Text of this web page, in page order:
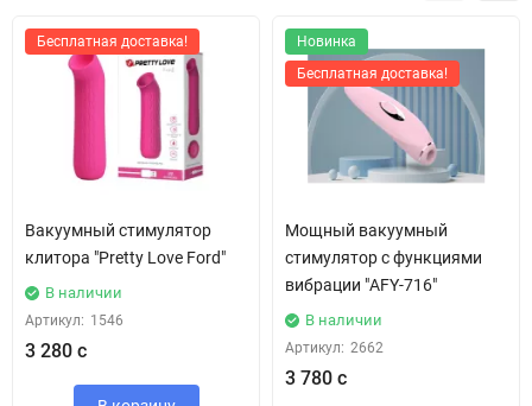
Бесплатная доставка!
Вакуумный стимулятор
клитора "Pretty Love Ford"
В наличии
Артикул: 1546
3 280 с
Новинка
Бесплатная доставка!
Мощный вакуумный
стимулятор с функциями
вибрации "AFY-716"
В наличии
Артикул: 2662
3 780 с